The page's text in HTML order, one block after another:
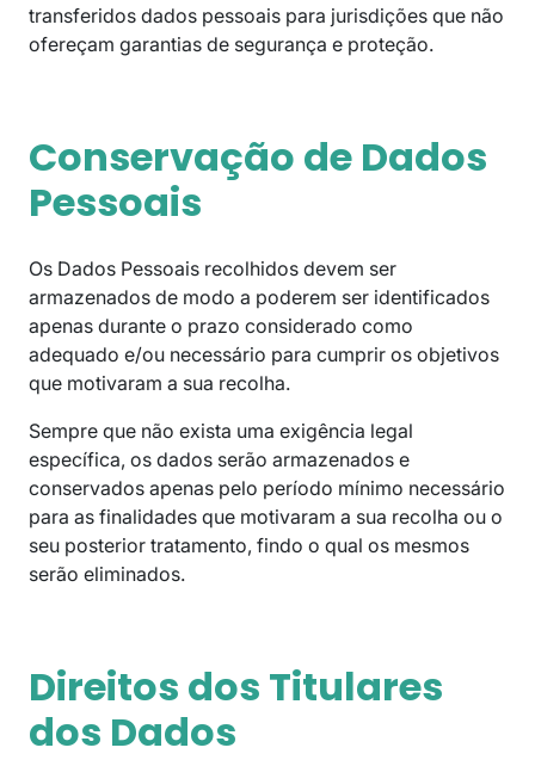
transferidos dados pessoais para jurisdições que não
ofereçam garantias de segurança e proteção.
Conservação de Dados
Pessoais
Os Dados Pessoais recolhidos devem ser
armazenados de modo a poderem ser identificados
apenas durante o prazo considerado como
adequado e/ou necessário para cumprir os objetivos
que motivaram a sua recolha.
Sempre que não exista uma exigência legal
específica, os dados serão armazenados e
conservados apenas pelo período mínimo necessário
para as finalidades que motivaram a sua recolha ou o
seu posterior tratamento, findo o qual os mesmos
serão eliminados.
Direitos dos Titulares
dos Dados